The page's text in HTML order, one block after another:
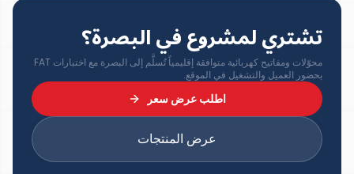
تشتري لمشروع في البصرة؟
محوّلات ومفاتيح كهربائية متوافقة إقليمياً تُسلَّم إلى البصرة مع اختبارات FAT
بحضور العميل والتشغيل في الموقع.
اطلب عرض سعر
عرض المنتجات